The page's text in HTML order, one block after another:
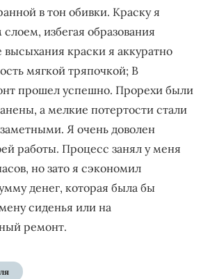
в тон обивки. Краску я
избегая образования
высыхания краски я аккуратно
мягкой тряпочкой; В
прошел успешно. Прорехи были
а мелкие потертости стали
Я очень доволен
работы. Процесс занял у меня
но зато я сэкономил
денег, которая была бы
сиденья или на
ремонт.